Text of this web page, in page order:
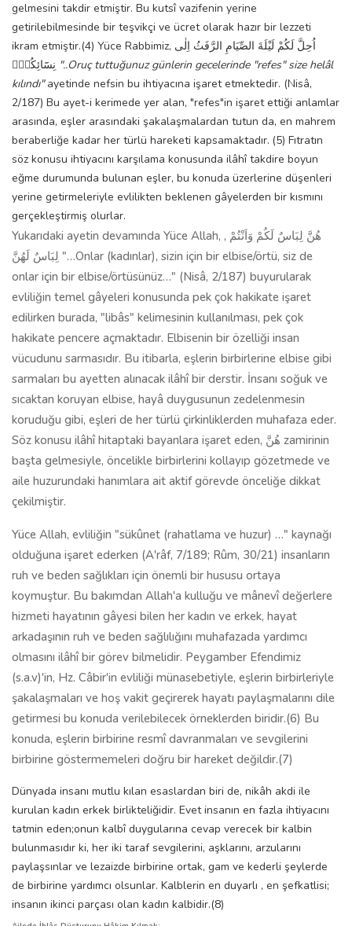
gelmesini takdir etmiştir. Bu kutsî vazifenin yerine
getirilebilmesinde bir teşvikçi ve ücret olarak hazır bir lezzeti
ikram etmiştir.(4) Yüce Rabbimiz, اُحِلَّ لَكُمْ لَيْلَةَ الصِّيَامِ الرَّفَثُ اِلٰى
"..Oruç tuttuğunuz günlerin gecelerinde "refes" size helâl
kılındı"ayetinde nefsin bu ihtiyacına işaret etmektedir. (Nisâ,
2/187) Bu ayet-i kerimede yer alan, "refes"in işaret ettiği anlamlar
arasında, eşler arasındaki şakalaşmalardan tutun da, en mahrem
beraberliğe kadar her türlü hareketi kapsamaktadır. (5) Fıtratın
söz konusu ihtiyacını karşılama konusunda ilâhî takdire boyun
eğme durumunda bulunan eşler, bu konuda üzerlerine düşenleri
yerine getirmeleriyle evlilikten beklenen gâyelerden bir kısmını
gerçekleştirmiş olurlar.
Yukarıdaki ayetin devamında Yüce Allah, , هُنَّ لِبَاسٌ لَكُمْ وَاَنْتُمْ
لِبَاسٌ لَهُنَّ "…Onlar (kadınlar), sizin için bir elbise/örtü, siz de
onlar için bir elbise/örtüsünüz…" (Nisâ, 2/187) buyurularak
evliliğin temel gâyeleri konusunda pek çok hakikate işaret
edilirken burada, "libâs" kelimesinin kullanılması, pek çok
hakikate pencere açmaktadır. Elbisenin bir özelliği insan
vücudunu sarmasıdır. Bu itibarla, eşlerin birbirlerine elbise gibi
sarmaları bu ayetten alınacak ilâhî bir derstir. İnsanı soğuk ve
sıcaktan koruyan elbise, hayâ duygusunun zedelenmesin
koruduğu gibi, eşleri de her türlü çirkinliklerden muhafaza eder.
Söz konusu ilâhî hitaptaki bayanlara işaret eden, هُنَّ zamirinin
başta gelmesiyle, öncelikle birbirlerini kollayıp gözetmede ve
aile huzurundaki hanımlara ait aktif görevde önceliğe dikkat
çekilmiştir.
Yüce Allah, evliliğin "sükûnet (rahatlama ve huzur) …" kaynağı
olduğuna işaret ederken (A'râf, 7/189; Rûm, 30/21) insanların
ruh ve beden sağlıkları için önemli bir hususu ortaya
koymuştur. Bu bakımdan Allah'a kulluğu ve mânevî değerlere
hizmeti hayatının gâyesi bilen her kadın ve erkek, hayat
arkadaşının ruh ve beden sağlılığını muhafazada yardımcı
olmasını ilâhî bir görev bilmelidir. Peygamber Efendimiz
(s.a.v)'in, Hz. Câbir'in evliliği münasebetiyle, eşlerin birbirleriyle
şakalaşmaları ve hoş vakit geçirerek hayatı paylaşmalarını dile
getirmesi bu konuda verilebilecek örneklerden biridir.(6) Bu
konuda, eşlerin birbirine resmî davranmaları ve sevgilerini
birbirine göstermemeleri doğru bir hareket değildir.(7)
Dünyada insanı mutlu kılan esaslardan biri de, nikâh akdi ile
kurulan kadın erkek birlikteliğidir. Evet insanın en fazla ihtiyacını
tatmin eden;onun kalbî duygularına cevap verecek bir kalbin
bulunmasıdır ki, her iki taraf sevgilerini, aşklarını, arzularını
paylaşsınlar ve lezaizde birbirine ortak, gam ve kederli şeylerde
de birbirine yardımcı olsunlar. Kalblerin en duyarlı , en şefkatlisi;
insanın ikinci parçası olan kadın kalbidir.(8)